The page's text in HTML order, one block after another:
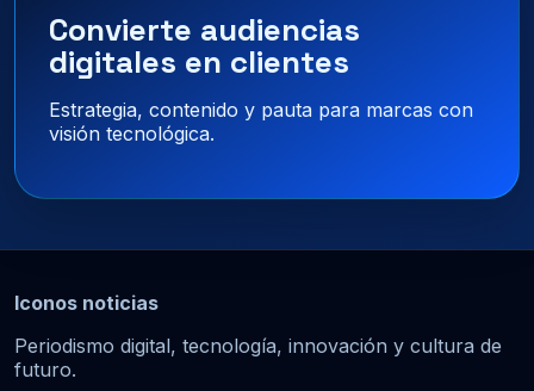
Convierte audiencias
digitales en clientes
Estrategia, contenido y pauta para marcas con
visión tecnológica.
Iconos noticias
Periodismo digital, tecnología, innovación y cultura de
futuro.